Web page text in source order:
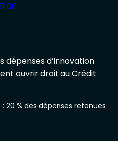
00
dépenses d’innovation
ouvrir droit au Crédit
20 % des dépenses retenues